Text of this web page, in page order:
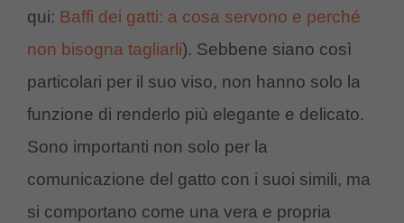
qui: Baffi dei gatti: a cosa servono e perché
non bisogna tagliarli). Sebbene siano così
particolari per il suo viso, non hanno solo la
funzione di renderlo più elegante e delicato.
Sono importanti non solo per la
comunicazione del gatto con i suoi simili, ma
si comportano come una vera e propria